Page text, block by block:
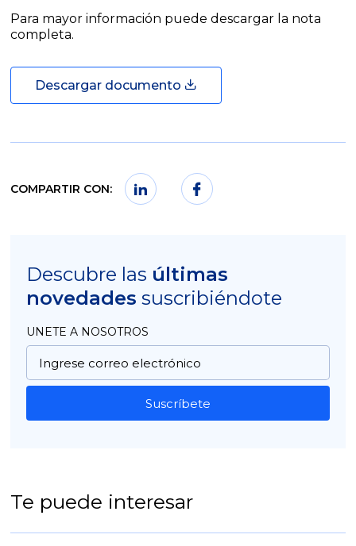
Para mayor información puede descargar la nota
completa.
Descargar documento
COMPARTIR CON:
Descubre las últimas
novedades suscribiéndote
UNETE A NOSOTROS
Suscríbete
Te puede interesar